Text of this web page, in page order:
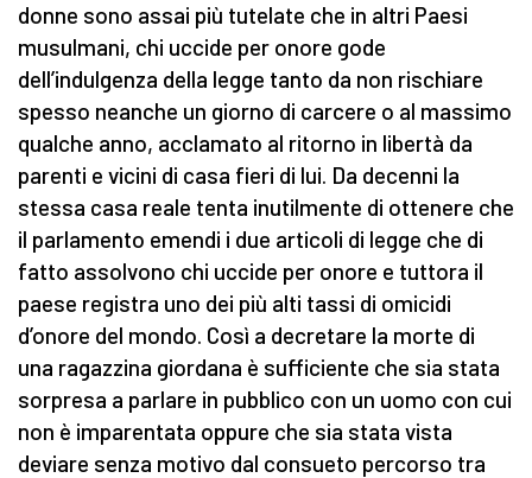
donne sono assai più tutelate che in altri Paesi
musulmani, chi uccide per onore gode
dell’indulgenza della legge tanto da non rischiare
spesso neanche un giorno di carcere o al massimo
qualche anno, acclamato al ritorno in libertà da
parenti e vicini di casa fieri di lui. Da decenni la
stessa casa reale tenta inutilmente di ottenere che
il parlamento emendi i due articoli di legge che di
fatto assolvono chi uccide per onore e tuttora il
paese registra uno dei più alti tassi di omicidi
d’onore del mondo. Così a decretare la morte di
una ragazzina giordana è sufficiente che sia stata
sorpresa a parlare in pubblico con un uomo con cui
non è imparentata oppure che sia stata vista
deviare senza motivo dal consueto percorso tra